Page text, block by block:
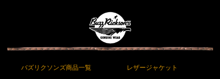
バズリクソンズ商品一覧 レザージャケット